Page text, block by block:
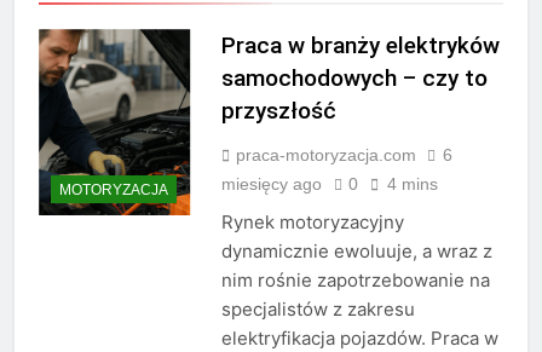
MOTORYZACJA
Praca w branży elektryków
samochodowych – czy to
przyszłość
praca-motoryzacja.com
6
miesięcy ago
0 4 mins
Rynek motoryzacyjny
dynamicznie ewoluuje, a wraz z
nim rośnie zapotrzebowanie na
specjalistów z zakresu
elektryfikacja pojazdów. Praca w